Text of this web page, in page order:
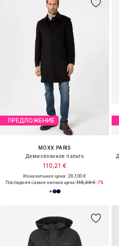
ПРЕДЛОЖЕНИЕ
MOXX PARIS
Демисезонное пальто
110,21 €
Изначальная цена: 287,00 €
Последняя самая низкая цена:119,39 €-7%